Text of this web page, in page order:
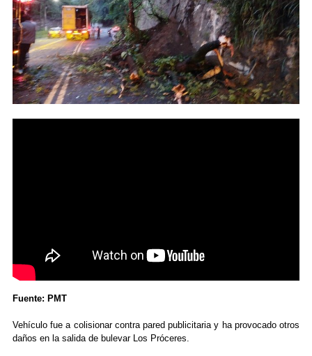
Fuente: PMT
Vehículo fue a colisionar contra pared publicitaria y ha provocado otros
daños en la salida de bulevar Los Próceres.